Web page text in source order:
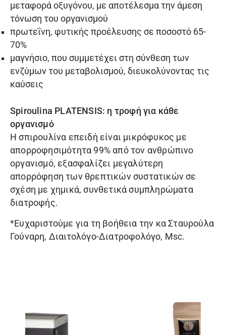
μεταφορά οξυγόνου, με αποτέλεσμα την άμεση
τόνωση του οργανισμού
πρωτεΐνη, φυτικής προέλευσης σε ποσοστό 65-
70%
μαγνήσιο, που συμμετέχει στη σύνθεση των
ενζύμων του μεταβολισμού, διευκολύνοντας τις
καύσεις
Spiroulina PLATENSIS: η τροφή για κάθε
οργανισμό
Η σπιρουλίνα επειδή είναι μικρόφυκος με
απορροφησιμότητα 99% από τον ανθρώπινο
οργανισμό, εξασφαλίζει μεγαλύτερη
απορρόφηση των θρεπτικών συστατικών σε
σχέση με χημικά, συνθετικά συμπληρώματα
διατροφής.
*Ευχαριστούμε για τη βοήθεια την κα Σταυρούλα
Γούναρη, Διαιτολόγο-Διατροφολόγο, Msc.